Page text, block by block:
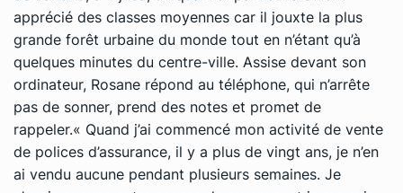
apprécié des classes moyennes car il jouxte la plus
grande forêt urbaine du monde tout en n’étant qu’à
quelques minutes du centre-ville. Assise devant son
ordinateur, Rosane répond au téléphone, qui n’arrête
pas de sonner, prend des notes et promet de
rappeler.« Quand j’ai commencé mon activité de vente
de polices d’assurance, il y a plus de vingt ans, je n’en
ai vendu aucune pendant plusieurs semaines. Je